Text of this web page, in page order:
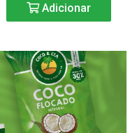
Adicionar